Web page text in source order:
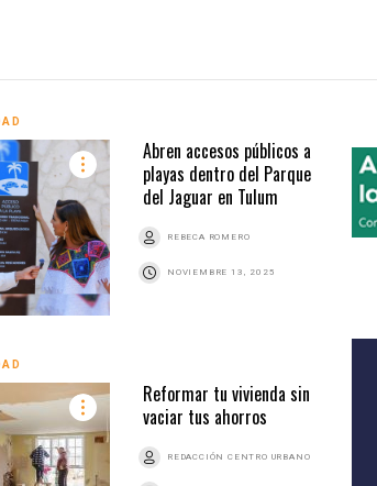
Abren accesos públicos a
playas dentro del Parque
del Jaguar en Tulum
REBECA ROMERO
NOVIEMBRE 13, 2025
Reformar tu vivienda sin
vaciar tus ahorros
REDACCIÓN CENTRO URBANO